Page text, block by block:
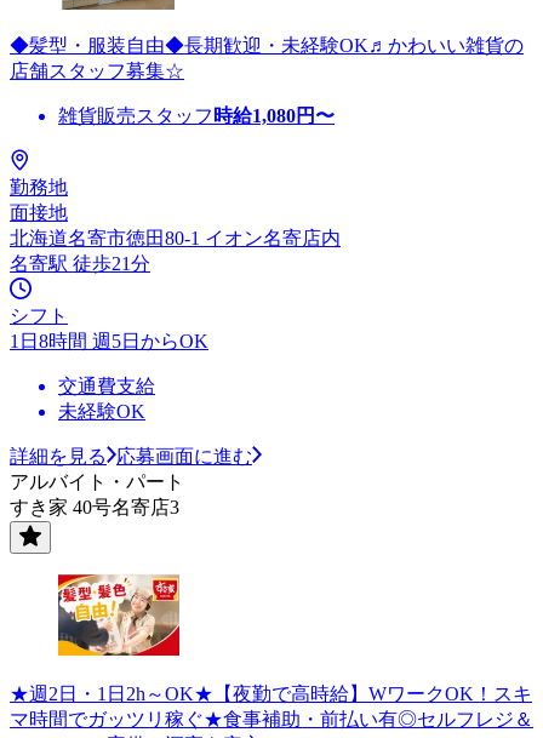
◆髪型・服装自由◆長期歓迎・未経験OK♬かわいい雑貨の
店舗スタッフ募集☆
雑貨販売スタッフ 時給1,080円〜
勤務地
面接地
北海道名寄市徳田80-1 イオン名寄店内
名寄駅 徒歩21分
シフト
1日8時間 週5日からOK
交通費支給
未経験OK
詳細を見る
応募画面に進む
アルバイト・パート
すき家 40号名寄店3
★週2日・1日2h～OK★【夜勤で高時給】WワークOK！スキ
マ時間でガッツリ稼ぐ★食事補助・前払い有◎セルフレジ＆